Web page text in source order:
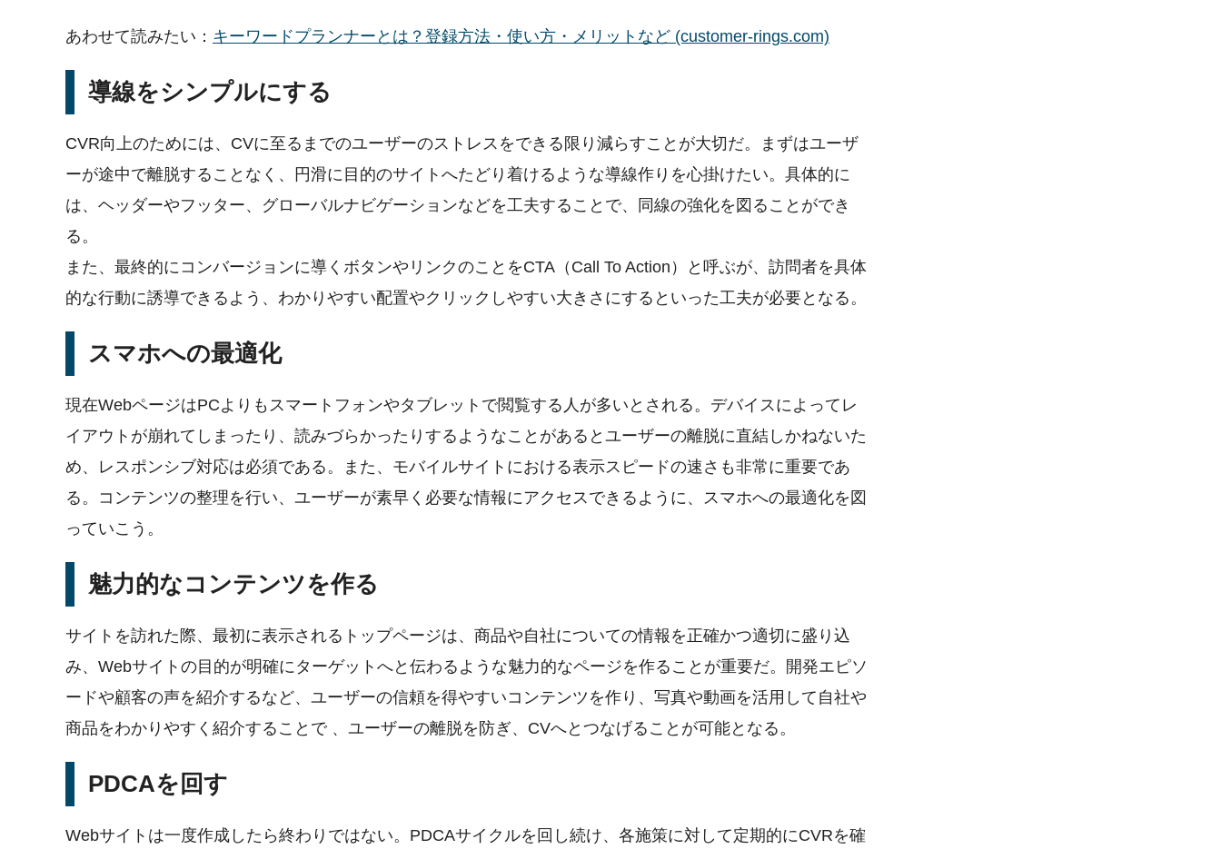
あわせて読みたい： キーワードプランナーとは？登録方法・使い方・メリットなど (customer-rings.com)
導線をシンプルにする
CVR向上のためには、CVに至るまでのユーザーのストレスをできる限り減らすことが大切だ。まずはユーザ
ーが途中で離脱することなく、円滑に目的のサイトへたどり着けるような導線作りを心掛けたい。具体的に
は、ヘッダーやフッター、グローバルナビゲーションなどを工夫することで、同線の強化を図ることができ
る。
また、最終的にコンバージョンに導くボタンやリンクのことをCTA（Call To Action）と呼ぶが、訪問者を具体
的な行動に誘導できるよう、わかりやすい配置やクリックしやすい大きさにするといった工夫が必要となる。
スマホへの最適化
現在WebページはPCよりもスマートフォンやタブレットで閲覧する人が多いとされる。デバイスによってレ
イアウトが崩れてしまったり、読みづらかったりするようなことがあるとユーザーの離脱に直結しかねないた
め、レスポンシブ対応は必須である。また、モバイルサイトにおける表示スピードの速さも非常に重要であ
る。コンテンツの整理を行い、ユーザーが素早く必要な情報にアクセスできるように、スマホへの最適化を図
っていこう。
魅力的なコンテンツを作る
サイトを訪れた際、最初に表示されるトップページは、商品や自社についての情報を正確かつ適切に盛り込
み、Webサイトの目的が明確にターゲットへと伝わるような魅力的なページを作ることが重要だ。開発エピソ
ードや顧客の声を紹介するなど、ユーザーの信頼を得やすいコンテンツを作り、写真や動画を活用して自社や
商品をわかりやすく紹介することで 、ユーザーの離脱を防ぎ、CVへとつなげることが可能となる。
PDCAを回す
Webサイトは一度作成したら終わりではない。PDCAサイクルを回し続け、各施策に対して定期的にCVRを確